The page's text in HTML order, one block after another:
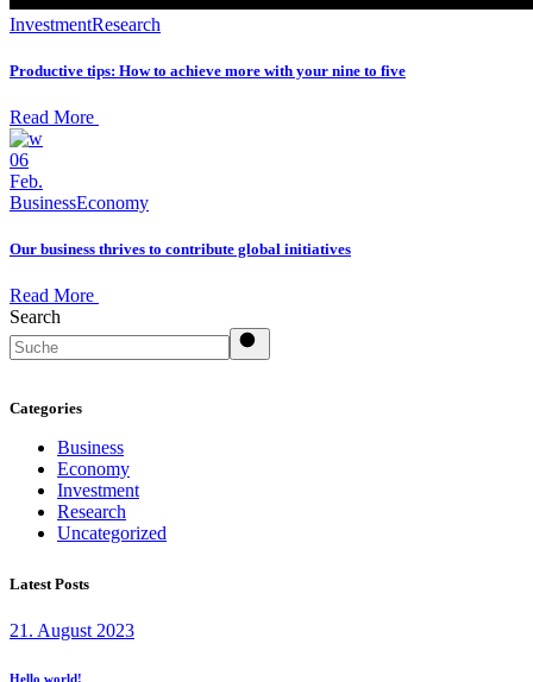
InvestmentResearch
Productive tips: How to achieve more with your nine to five
Read More
06
Feb.
BusinessEconomy
Our business thrives to contribute global initiatives
Read More
Search
Categories
Business
Economy
Investment
Research
Uncategorized
Latest Posts
21. August 2023
Hello world!